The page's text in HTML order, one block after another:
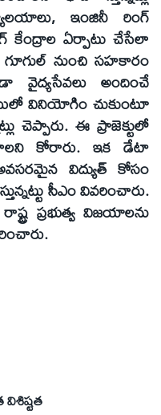
ఇంజినీ రింగ్
కేంద్రాల ఏర్పాటు చేసేలా
గూగుల్ నుంచి సహకారం
వైద్యసేవలు అందించే
వినియోగిం చుకుంటూ
చెప్పారు. ఈ ప్రాజెక్టులో
కోరారు. ఇక డేటా
విద్యుత్ కోసం
సీఎం వివరించారు.
ప్రభుత్వ విజయాలను
విశిష్టత